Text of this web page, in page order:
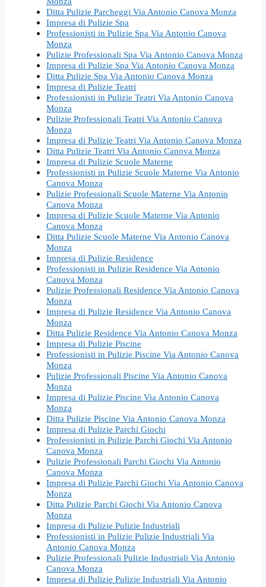
Ditta Pulizie Parcheggi Via Antonio Canova Monza
Impresa di Pulizie Spa
Professionisti in Pulizie Spa Via Antonio Canova
Monza
Pulizie Professionali Spa Via Antonio Canova Monza
Impresa di Pulizie Spa Via Antonio Canova Monza
Ditta Pulizie Spa Via Antonio Canova Monza
Impresa di Pulizie Teatri
Professionisti in Pulizie Teatri Via Antonio Canova
Monza
Pulizie Professionali Teatri Via Antonio Canova
Monza
Impresa di Pulizie Teatri Via Antonio Canova Monza
Ditta Pulizie Teatri Via Antonio Canova Monza
Impresa di Pulizie Scuole Materne
Professionisti in Pulizie Scuole Materne Via Antonio
Canova Monza
Pulizie Professionali Scuole Materne Via Antonio
Canova Monza
Impresa di Pulizie Scuole Materne Via Antonio
Canova Monza
Ditta Pulizie Scuole Materne Via Antonio Canova
Monza
Impresa di Pulizie Residence
Professionisti in Pulizie Residence Via Antonio
Canova Monza
Pulizie Professionali Residence Via Antonio Canova
Monza
Impresa di Pulizie Residence Via Antonio Canova
Monza
Ditta Pulizie Residence Via Antonio Canova Monza
Impresa di Pulizie Piscine
Professionisti in Pulizie Piscine Via Antonio Canova
Monza
Pulizie Professionali Piscine Via Antonio Canova
Monza
Impresa di Pulizie Piscine Via Antonio Canova
Monza
Ditta Pulizie Piscine Via Antonio Canova Monza
Impresa di Pulizie Parchi Giochi
Professionisti in Pulizie Parchi Giochi Via Antonio
Canova Monza
Pulizie Professionali Parchi Giochi Via Antonio
Canova Monza
Impresa di Pulizie Parchi Giochi Via Antonio Canova
Monza
Ditta Pulizie Parchi Giochi Via Antonio Canova
Monza
Impresa di Pulizie Pulizie Industriali
Professionisti in Pulizie Pulizie Industriali Via
Antonio Canova Monza
Pulizie Professionali Pulizie Industriali Via Antonio
Canova Monza
Impresa di Pulizie Pulizie Industriali Via Antonio